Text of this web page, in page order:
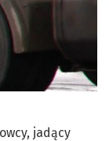
jadący